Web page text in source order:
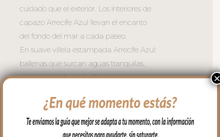
cuidado que el exterior. Los interiores de
capazo Arrecife Azul llevan el encanto
del fondo del mar a cada paseo.
En suave villela estampada Arrecife Azul:
ballenas que surcan aguas tranquilas,
peces tropicales, caballitos de mar,
dibujado a línea fina en tonos cálidos
sobre un fondo clarito, suave y atemporal.
Válido para capazos que no lleven la
×